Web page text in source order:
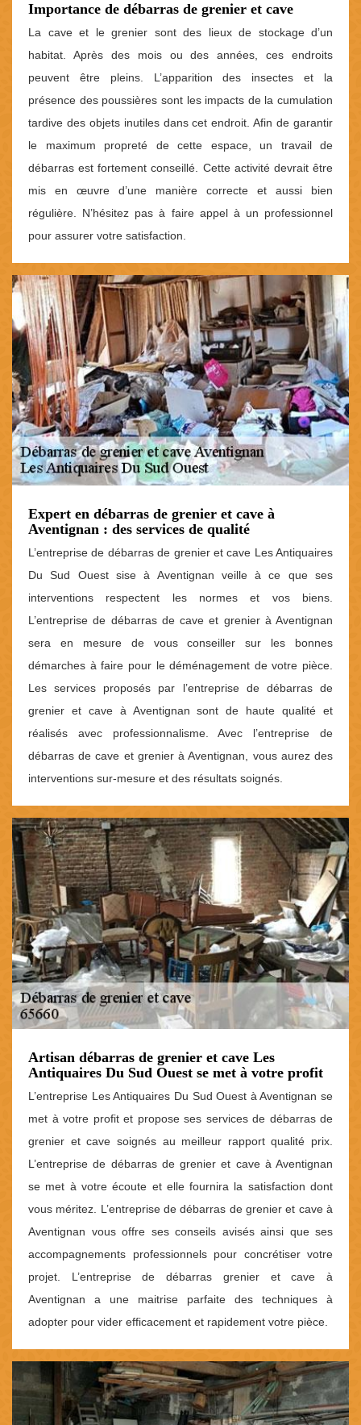
Importance de débarras de grenier et cave
La cave et le grenier sont des lieux de stockage d’un
habitat. Après des mois ou des années, ces endroits
peuvent être pleins. L’apparition des insectes et la
présence des poussières sont les impacts de la cumulation
tardive des objets inutiles dans cet endroit. Afin de garantir
le maximum propreté de cette espace, un travail de
débarras est fortement conseillé. Cette activité devrait être
mis en œuvre d’une manière correcte et aussi bien
régulière. N’hésitez pas à faire appel à un professionnel
pour assurer votre satisfaction.
Expert en débarras de grenier et cave à
Aventignan : des services de qualité
L’entreprise de débarras de grenier et cave Les Antiquaires
Du Sud Ouest sise à Aventignan veille à ce que ses
interventions respectent les normes et vos biens.
L’entreprise de débarras de cave et grenier à Aventignan
sera en mesure de vous conseiller sur les bonnes
démarches à faire pour le déménagement de votre pièce.
Les services proposés par l’entreprise de débarras de
grenier et cave à Aventignan sont de haute qualité et
réalisés avec professionnalisme. Avec l’entreprise de
débarras de cave et grenier à Aventignan, vous aurez des
interventions sur-mesure et des résultats soignés.
Artisan débarras de grenier et cave Les
Antiquaires Du Sud Ouest se met à votre profit
L’entreprise Les Antiquaires Du Sud Ouest à Aventignan se
met à votre profit et propose ses services de débarras de
grenier et cave soignés au meilleur rapport qualité prix.
L’entreprise de débarras de grenier et cave à Aventignan
se met à votre écoute et elle fournira la satisfaction dont
vous méritez. L’entreprise de débarras de grenier et cave à
Aventignan vous offre ses conseils avisés ainsi que ses
accompagnements professionnels pour concrétiser votre
projet. L’entreprise de débarras grenier et cave à
Aventignan a une maitrise parfaite des techniques à
adopter pour vider efficacement et rapidement votre pièce.